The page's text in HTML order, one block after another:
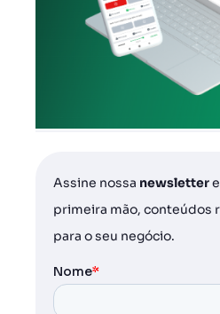
Assine nossa newsletter
primeira mão, conteúdos
para o seu negócio.